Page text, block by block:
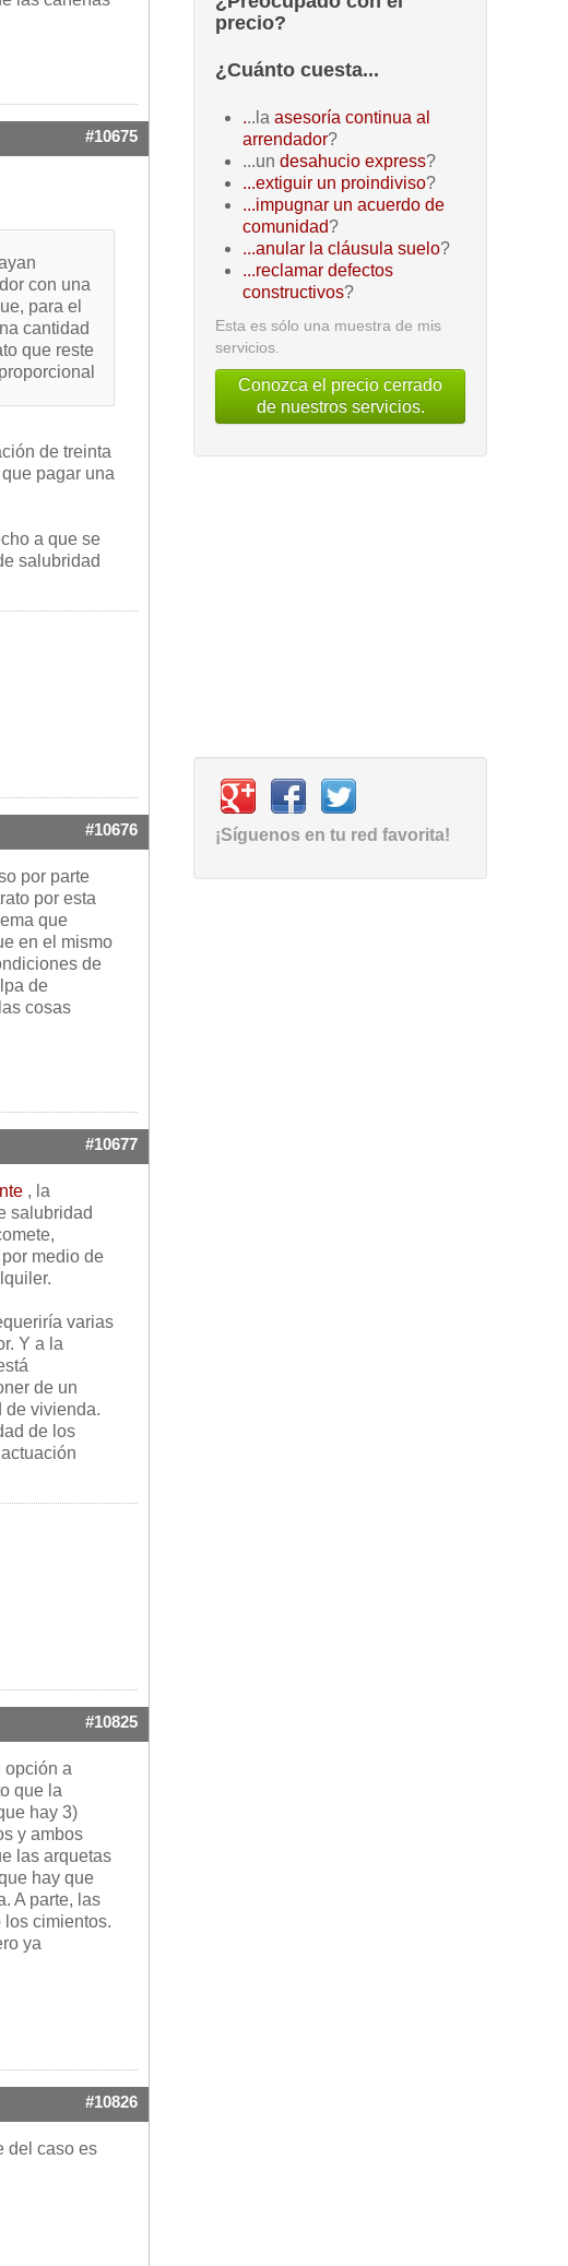
#10675
con una
para el
cantidad
que reste
de treinta
pagar una
a que se
salubridad
#10676
por parte
por esta
que
en el mismo
de
de
cosas
#10677
, la
salubridad
medio de
varias
Y a la
de un
de vivienda.
de los
#10825
opción a
que la
hay 3)
y ambos
las arquetas
hay que
A parte, las
cimientos.
ya
#10826
del caso es
precio?
¿Cuánto cuesta...
...la asesoría continua al
arrendador?
...un desahucio express?
...extiguir un proindiviso?
...impugnar un acuerdo de
comunidad?
...anular la cláusula suelo?
...reclamar defectos
constructivos?
Esta es sólo una muestra de mis
servicios.
Conozca el precio cerrado
de nuestros servicios.
¡Síguenos en tu red favorita!